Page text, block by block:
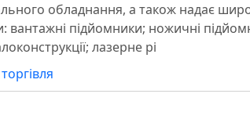
обладнання, а також надає
вантажні підйомники; ножичні
лазерне рі